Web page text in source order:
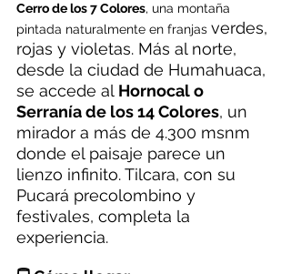
Cerro de los 7 Colores, una montaña
pintada naturalmente en franjas verdes,
rojas y violetas. Más al norte,
desde la ciudad de Humahuaca,
se accede al Hornocal o
Serranía de los 14 Colores, un
mirador a más de 4.300 msnm
donde el paisaje parece un
lienzo infinito. Tilcara, con su
Pucará precolombino y
festivales, completa la
experiencia.